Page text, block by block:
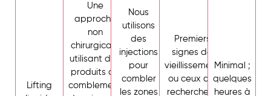
Lifting
Une
approche
non
chirurgicale
utilisant des
produits de
comblement
Nous
utilisons
des
injections
pour
combler
les zones
Premiers
signes de
vieillissement
ou ceux qui
recherchent
Minimal ;
quelques
heures à